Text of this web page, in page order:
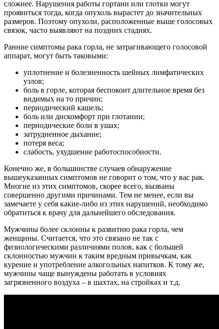
сложнее. Нарушения работы гортани или глотки могут
проявиться тогда, когда опухоль вырастет до значительных
размеров. Поэтому опухоли, расположенные выше голосовых
связок, часто выявляют на поздних стадиях.
Ранние симптомы рака горла, не затрагивающего голосовой
аппарат, могут быть таковыми:
уплотнение и болезненность шейных лимфатических
узлов;
боль в горле, которая беспокоит длительное время без
видимых на то причин;
периодический кашель;
боль или дискомфорт при глотании;
периодические боли в ушах;
затрудненное дыхание;
потеря веса;
слабость, ухудшение работоспособности.
Конечно же, в большинстве случаев обнаружение
вышеуказанных симптомов не говорит о том, что у вас рак.
Многие из этих симптомов, скорее всего, вызваны
совершенно другими причинами. Тем не менее, если вы
замечаете у себя какие-либо из этих нарушений, необходимо
обратиться к врачу для дальнейшего обследования.
Мужчины более склонны к развитию рака горла, чем
женщины. Считается, что это связано не так с
физиологическими различиями полов, как с большей
склонностью мужчин к таким вредным привычкам, как
курение и употребление алкогольных напитков. К тому же,
мужчины чаще вынуждены работать в условиях
загрязненного воздуха – в шахтах, на стройках и т.д.